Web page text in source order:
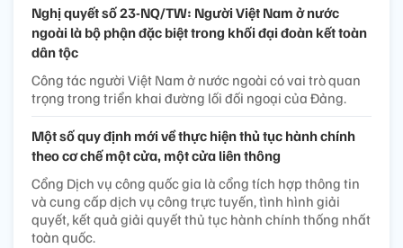
Nghị quyết số 23-NQ/TW: Người Việt Nam ở nước
ngoài là bộ phận đặc biệt trong khối đại đoàn kết toàn
dân tộc
Công tác người Việt Nam ở nước ngoài có vai trò quan
trọng trong triển khai đường lối đối ngoại của Đảng.
Một số quy định mới về thực hiện thủ tục hành chính
theo cơ chế một cửa, một cửa liên thông
Cổng Dịch vụ công quốc gia là cổng tích hợp thông tin
và cung cấp dịch vụ công trực tuyến, tình hình giải
quyết, kết quả giải quyết thủ tục hành chính thống nhất
toàn quốc.